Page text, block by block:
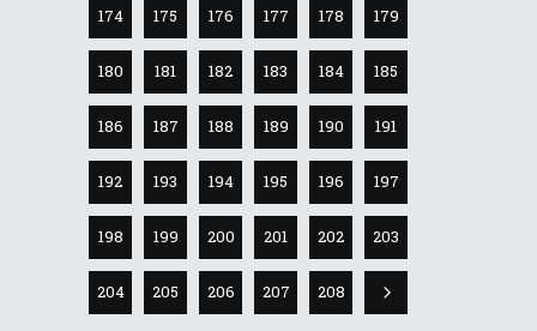
174 175 176 177 178 179
180 181 182 183 184 185
186 187 188 189 190 191
192 193 194 195 196 197
198 199 200 201 202 203
204 205 206 207 208